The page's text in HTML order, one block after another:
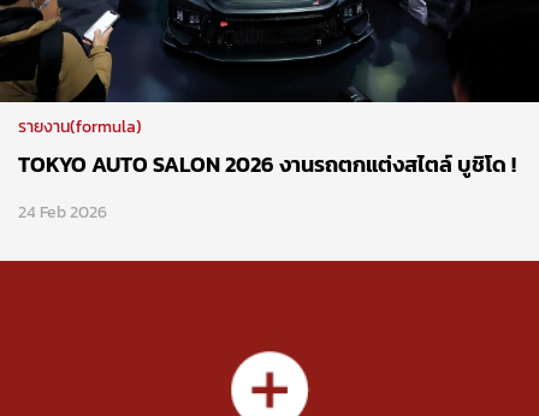
รายงาน(formula)
TOKYO AUTO SALON 2026 งานรถตกแต่งสไตล์ บูชิโด !
24 Feb 2026